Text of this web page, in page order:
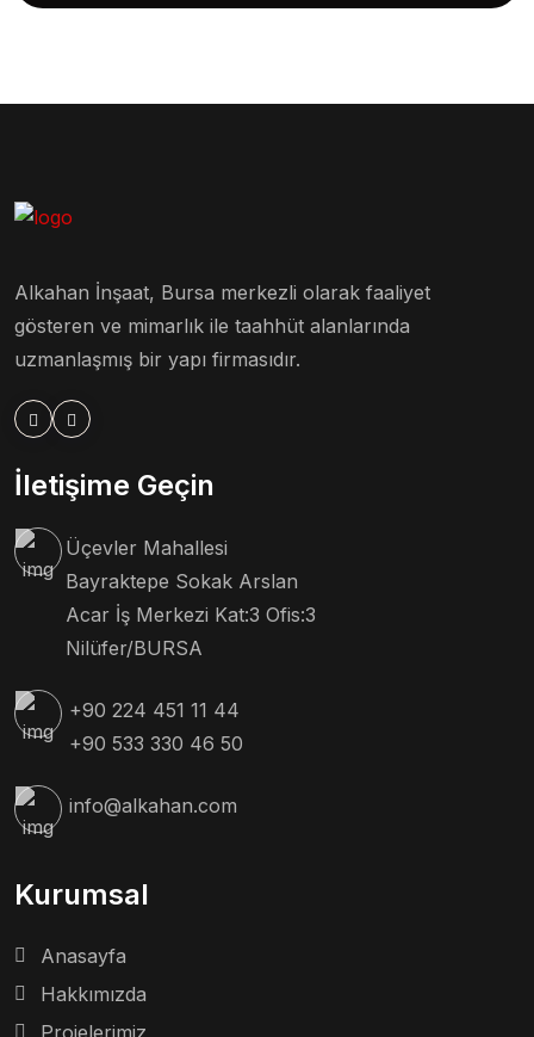
Alkahan İnşaat, Bursa merkezli olarak faaliyet
gösteren ve mimarlık ile taahhüt alanlarında
uzmanlaşmış bir yapı firmasıdır.
İletişime Geçin
Üçevler Mahallesi
Bayraktepe Sokak Arslan
Acar İş Merkezi Kat:3 Ofis:3
Nilüfer/BURSA
+90 224 451 11 44
+90 533 330 46 50
info@alkahan.com
Kurumsal
Anasayfa
Hakkımızda
Projelerimiz